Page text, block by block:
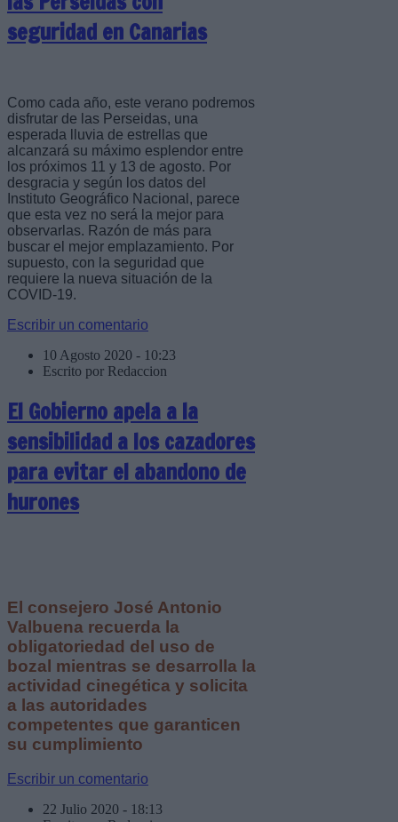
seguridad en Canarias
Como cada año, este verano podremos
disfrutar de las Perseidas, una
esperada lluvia de estrellas que
alcanzará su máximo esplendor entre
los próximos 11 y 13 de agosto. Por
desgracia y según los datos del
Instituto Geográfico Nacional, parece
que esta vez no será la mejor para
observarlas. Razón de más para
buscar el mejor emplazamiento. Por
supuesto, con la seguridad que
requiere la nueva situación de la
COVID-19.
Escribir un comentario
10 Agosto 2020 - 10:23
Escrito por Redaccion
El Gobierno apela a la
sensibilidad a los cazadores
para evitar el abandono de
hurones
El consejero José Antonio
Valbuena recuerda la
obligatoriedad del uso de
bozal mientras se desarrolla la
actividad cinegética y solicita
a las autoridades
competentes que garanticen
su cumplimiento
Escribir un comentario
22 Julio 2020 - 18:13